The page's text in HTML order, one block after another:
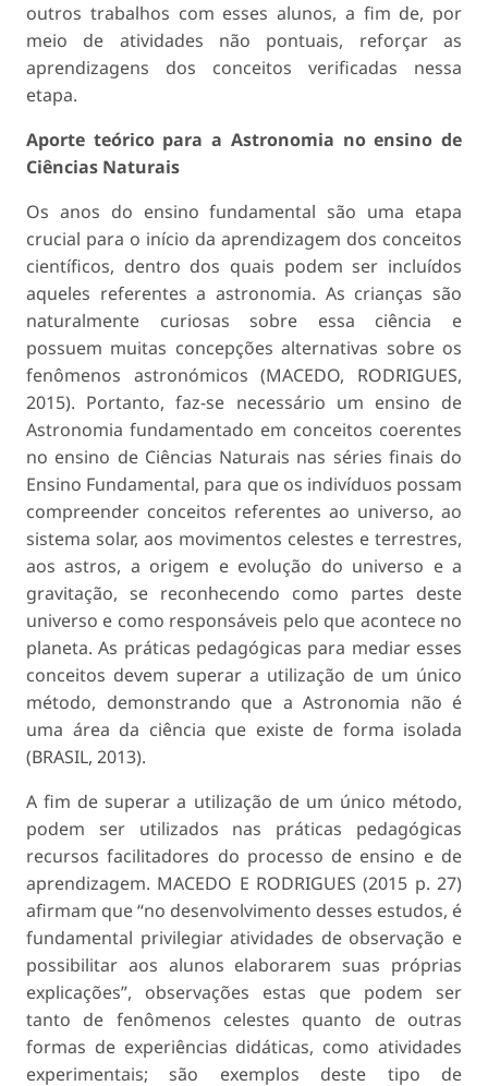
outros trabalhos com esses alunos, a fim de, por
meio de atividades não pontuais, reforçar as
aprendizagens dos conceitos verificadas nessa
etapa.
Aporte teórico para a Astronomia no ensino de
Ciências Naturais
Os anos do ensino fundamental são uma etapa
crucial para o início da aprendizagem dos conceitos
científicos, dentro dos quais podem ser incluídos
aqueles referentes a astronomia. As crianças são
naturalmente curiosas sobre essa ciência e
possuem muitas concepções alternativas sobre os
fenômenos astronómicos (MACEDO, RODRIGUES,
2015). Portanto, faz-se necessário um ensino de
Astronomia fundamentado em conceitos coerentes
no ensino de Ciências Naturais nas séries finais do
Ensino Fundamental, para que os indivíduos possam
compreender conceitos referentes ao universo, ao
sistema solar, aos movimentos celestes e terrestres,
aos astros, a origem e evolução do universo e a
gravitação, se reconhecendo como partes deste
universo e como responsáveis pelo que acontece no
planeta. As práticas pedagógicas para mediar esses
conceitos devem superar a utilização de um único
método, demonstrando que a Astronomia não é
uma área da ciência que existe de forma isolada
(BRASIL, 2013).
A fim de superar a utilização de um único método,
podem ser utilizados nas práticas pedagógicas
recursos facilitadores do processo de ensino e de
aprendizagem. MACEDO E RODRIGUES (2015 p. 27)
afirmam que “no desenvolvimento desses estudos, é
fundamental privilegiar atividades de observação e
possibilitar aos alunos elaborarem suas próprias
explicações”, observações estas que podem ser
tanto de fenômenos celestes quanto de outras
formas de experiências didáticas, como atividades
experimentais; são exemplos deste tipo de